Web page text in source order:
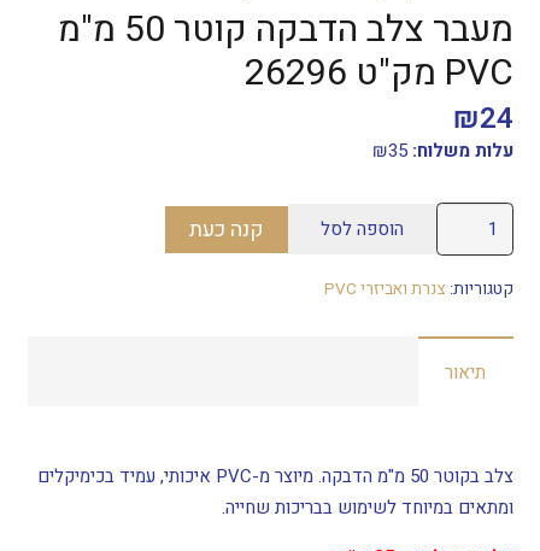
מעבר צלב הדבקה קוטר 50 מ"מ
PVC מק"ט 26296
₪24
עלות משלוח: ₪35
כמות
של
מעבר
הדבקה
קוטר
PVC
מק"ט
הוספה לסל קנה כעת
קטגוריות: צנרת ואביזרי PVC
תיאור
צלב בקוטר 50 מ"מ הדבקה. מיוצר מ-PVC איכותי, עמיד בכימיקלים
ומתאים במיוחד לשימוש בבריכות שחייה.